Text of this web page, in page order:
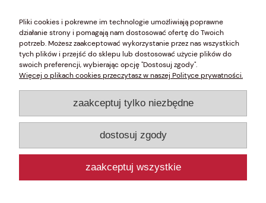
o Działalności Gospodarczej (CEIDG) prowadzonej przez Ministra Gospodarki, NIP 5261049203 REGON
010761464
Szlachetne Systemy Dekoracji Okien
Karnisze z czystego mosiądzu
Karnisze ze stali szlachetnej
Karnisze żelazne (Rzemiosło)
Wysokogatunkowe systemy
Pliki cookies i pokrewne im technologie umożliwiają poprawne
działanie strony i pomagają nam dostosować ofertę do Twoich
potrzeb. Możesz zaakceptować wykorzystanie przez nas wszystkich
tych plików i przejść do sklepu lub dostosować użycie plików do
swoich preferencji, wybierając opcję "Dostosuj zgody".
Więcej o plikach cookies przeczytasz w naszej Polityce prywatności.
zaakceptuj tylko niezbędne
dostosuj zgody
zaakceptuj wszystkie